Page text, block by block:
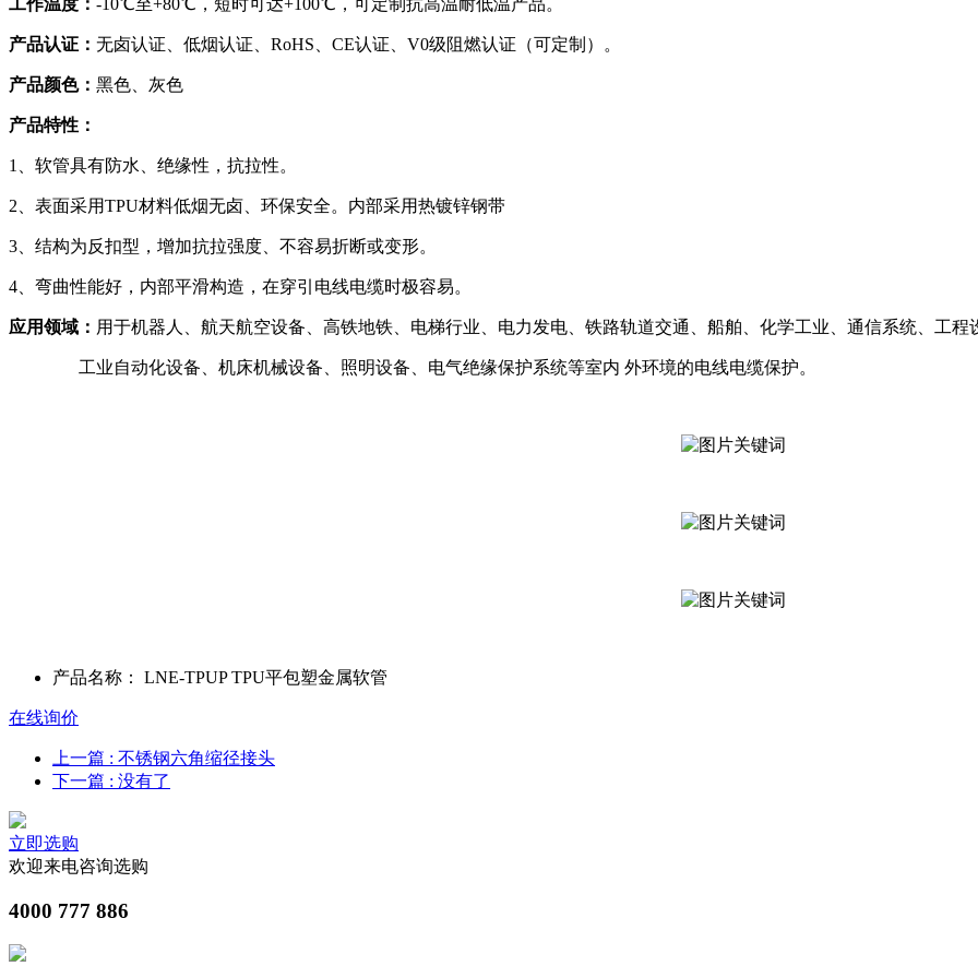
工作温度： -10℃至+80℃，短时可达+100℃，可定制抗高温耐低温产品。
产品认证： 无卤认证、低烟认证、RoHS、CE认证、V0级阻燃认证（可定制）。
产品颜色： 黑色、灰色
产品特性：
1、软管具有防水、绝缘性，抗拉性。
2、表面采用TPU材料低烟无卤、环保安全。内部采用热镀锌钢带
3、结构为反扣型，增加抗拉强度、不容易折断或变形。
4、弯曲性能好，内部平滑构造，在穿引电线电缆时极容易。
应用领域： 用于机器人、航天航空设备、高铁地铁、电梯行业、电力发电、铁路轨道交通、船舶、化学工业、通信系统、工程
工业自动化设备、机床机械设备、照明设备、电气绝缘保护系统等室内 外环境的电线电缆保护。
产品名称： LNE-TPUP TPU平包塑金属软管
在线询价
上一篇 : 不锈钢六角缩径接头
下一篇 : 没有了
立即选购
欢迎来电咨询选购
4000 777 886